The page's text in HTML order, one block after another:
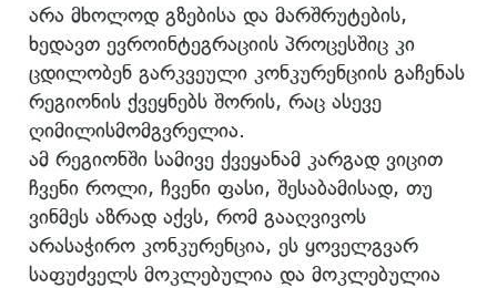
არა მხოლოდ გზებისა და მარშრუტების,
ხედავთ ევროინტეგრაციის პროცესშიც კი
ცდილობენ გარკვეული კონკურენციის გაჩენას
რეგიონის ქვეყნებს შორის, რაც ასევე
ღიმილისმომგვრელია.
ამ რეგიონში სამივე ქვეყანამ კარგად ვიცით
ჩვენი როლი, ჩვენი ფასი, შესაბამისად, თუ
ვინმეს აზრად აქვს, რომ გააღვივოს
არასაჭირო კონკურენცია, ეს ყოველგვარ
საფუძველს მოკლებულია და მოკლებულია